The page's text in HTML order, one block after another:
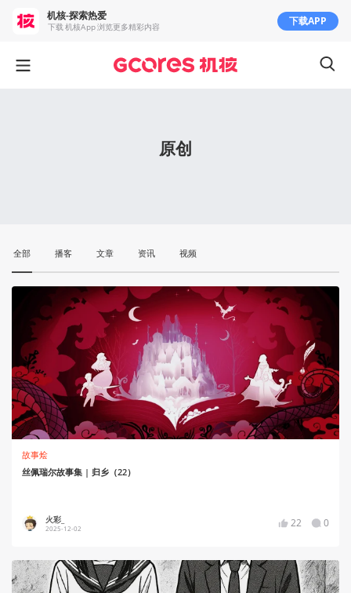
原创
全部 播客 文章 资讯 视频
故事烩
丝佩瑞尔故事集 | 归乡（22）
火彩_
2025-12-02 22 0
机核-探索热爱
下载 机核App 浏览更多精彩内容 下载APP